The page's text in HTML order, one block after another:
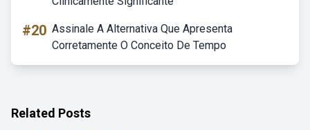
#20 Assinale A Alternativa Que Apresenta
Corretamente O Conceito De Tempo
Related Posts